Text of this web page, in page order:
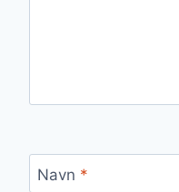
Navn *